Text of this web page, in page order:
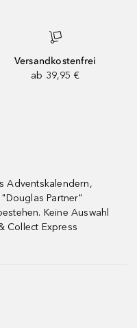
Versandkostenfrei
ab 39,95 €
Adventskalendern,
Partner"
Keine Auswahl
Collect Express